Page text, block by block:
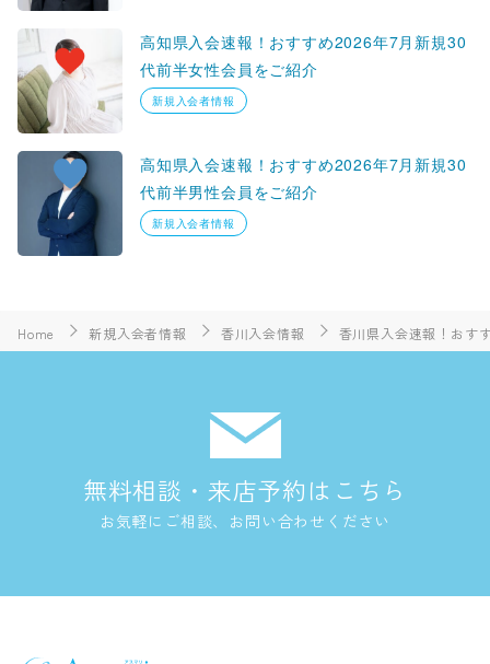
高知県入会速報！おすすめ2026年7月新規30
代前半女性会員をご紹介
新規入会者情報
高知県入会速報！おすすめ2026年7月新規30
代前半男性会員をご紹介
新規入会者情報
Home 新規入会者情報 香川入会情報 香川県入会速報！おす
無料相談・来店予約はこちら
お気軽にご相談、お問い合わせください